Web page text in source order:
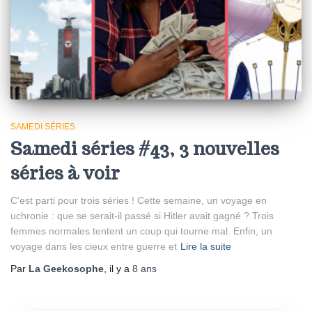
SAMEDI SÉRIES
Samedi séries #43, 3 nouvelles
séries à voir
C’est parti pour trois séries ! Cette semaine, un voyage en
uchronie : que se serait-il passé si Hitler avait gagné ? Trois
femmes normales tentent un coup qui tourne mal. Enfin, un
voyage dans les cieux entre guerre et Lire la suite
Par La Geekosophe , il y a 8 ans